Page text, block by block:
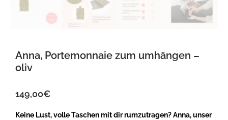
Anna, Portemonnaie zum umhängen –
oliv
149,00€
Keine Lust, volle Taschen mit dir rumzutragen? Anna, unser